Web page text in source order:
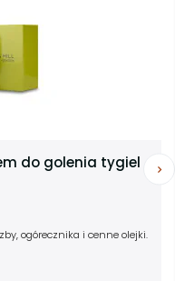
do golenia tygiel
ogórecznika i cenne olejki.